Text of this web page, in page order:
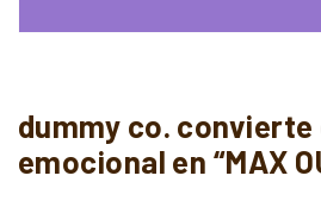
dummy co. convierte
emocional en “MAX